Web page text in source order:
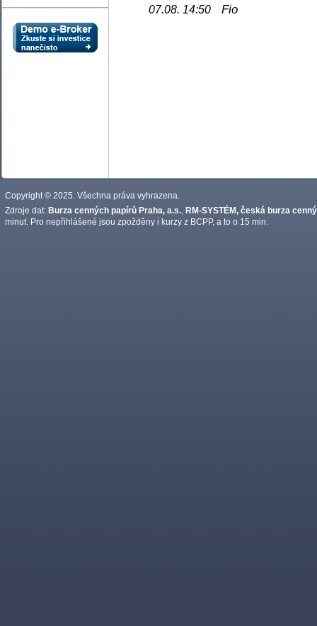
07.08. 14:50 Fio
Copyright © 2025. Všechna práva vyhrazena.
Zdroje dat: Burza cenných papírů Praha, a.s. RM-SYSTÉM, česká burza
minut. Pro nepřihlášené jsou zpožděny i kurzy z BCPP, a to o 15 min.